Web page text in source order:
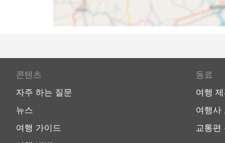
션은 약간 느릴 수 있고 최고의 편안함을 제공하
이용할 경우, 화장실에 갈 수 있는 시간이 주어
가 도시 혼잡을 피할 수 있도록 더 큰 고속도로
콘텐츠
자주 하는 질문
뉴스
여행 가이드
동료
여행
여행사
교통편